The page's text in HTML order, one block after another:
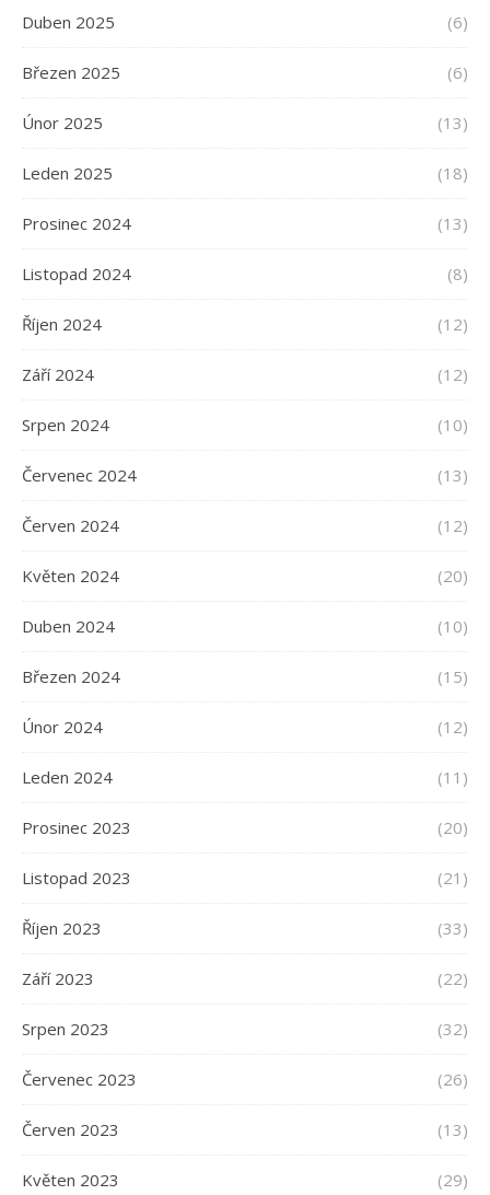
Duben 2025 (6)
Březen 2025 (6)
Únor 2025 (13)
Leden 2025 (18)
Prosinec 2024 (13)
Listopad 2024 (8)
Říjen 2024 (12)
Září 2024 (12)
Srpen 2024 (10)
Červenec 2024 (13)
Červen 2024 (12)
Květen 2024 (20)
Duben 2024 (10)
Březen 2024 (15)
Únor 2024 (12)
Leden 2024 (11)
Prosinec 2023 (20)
Listopad 2023 (21)
Říjen 2023 (33)
Září 2023 (22)
Srpen 2023 (32)
Červenec 2023 (26)
Červen 2023 (13)
Květen 2023 (29)